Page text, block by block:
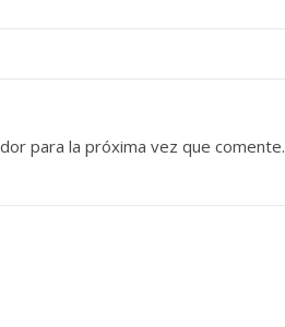
para la próxima vez que comente.